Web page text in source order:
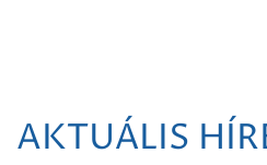
AKTUÁLIS